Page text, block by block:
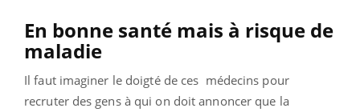
En bonne santé mais à risque de
maladie
Il faut imaginer le doigté de ces médecins pour
recruter des gens à qui on doit annoncer que la